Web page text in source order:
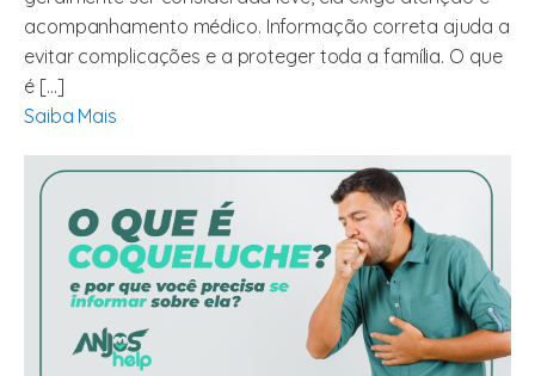
acompanhamento médico. Informação correta ajuda a
evitar complicações e a proteger toda a família. O que
é […]
Saiba Mais